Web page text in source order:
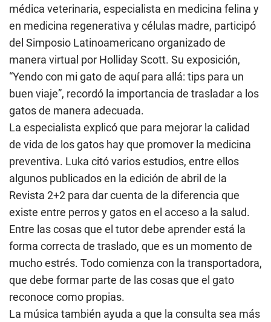
médica veterinaria, especialista en medicina felina y
en medicina regenerativa y células madre, participó
del Simposio Latinoamericano organizado de
manera virtual por Holliday Scott. Su exposición,
“Yendo con mi gato de aquí para allá: tips para un
buen viaje”, recordó la importancia de trasladar a los
gatos de manera adecuada.
La especialista explicó que para mejorar la calidad
de vida de los gatos hay que promover la medicina
preventiva. Luka citó varios estudios, entre ellos
algunos publicados en la edición de abril de la
Revista 2+2 para dar cuenta de la diferencia que
existe entre perros y gatos en el acceso a la salud.
Entre las cosas que el tutor debe aprender está la
forma correcta de traslado, que es un momento de
mucho estrés. Todo comienza con la transportadora,
que debe formar parte de las cosas que el gato
reconoce como propias.
La música también ayuda a que la consulta sea más